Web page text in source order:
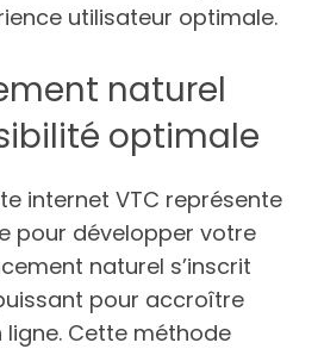
utilisateur optimale.
naturel
optimale
internet VTC représente
pour développer votre
naturel s’inscrit
pour accroître
Cette méthode